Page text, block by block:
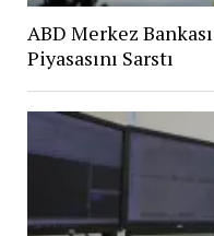
ABD Merkez
Piyasasını Sarstı